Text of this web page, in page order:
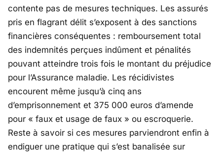
contente pas de mesures techniques. Les assurés
pris en flagrant délit s’exposent à des sanctions
financières conséquentes : remboursement total
des indemnités perçues indûment et pénalités
pouvant atteindre trois fois le montant du préjudice
pour l’Assurance maladie. Les récidivistes
encourent même jusqu’à cinq ans
d’emprisonnement et 375 000 euros d’amende
pour « faux et usage de faux » ou escroquerie.
Reste à savoir si ces mesures parviendront enfin à
endiguer une pratique qui s’est banalisée sur